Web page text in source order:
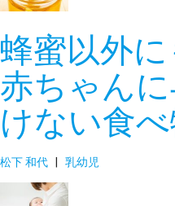
蜂蜜以外
赤ちゃん
けない食
松下 和代 | 乳幼児